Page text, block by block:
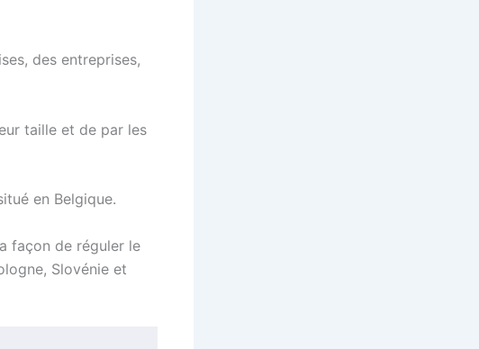
des entreprises,
taille et de par les
en Belgique.
façon de réguler le
Slovénie et